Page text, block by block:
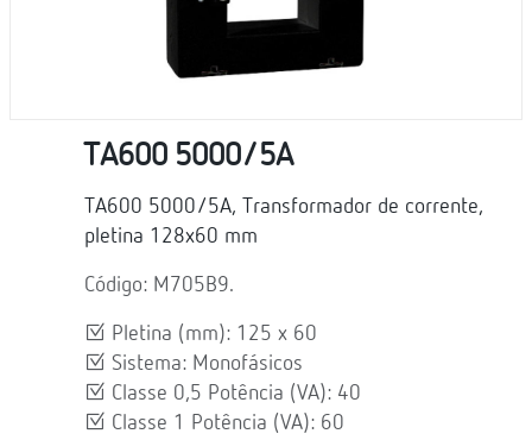
TA600 5000/5A
TA600 5000/5A, Transformador de corrente,
pletina 128x60 mm
Código: M705B9.
Pletina (mm): 125 x 60
Sistema: Monofásicos
Classe 0,5 Potência (VA): 40
Classe 1 Potência (VA): 60